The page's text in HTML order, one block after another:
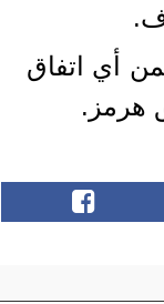
أي اتفاق
هرمز.